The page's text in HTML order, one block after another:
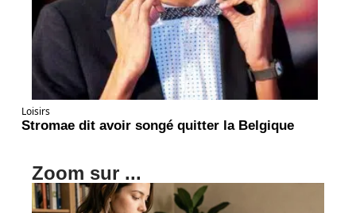
Loisirs
Stromae dit avoir songé quitter la Belgique
Zoom sur ...